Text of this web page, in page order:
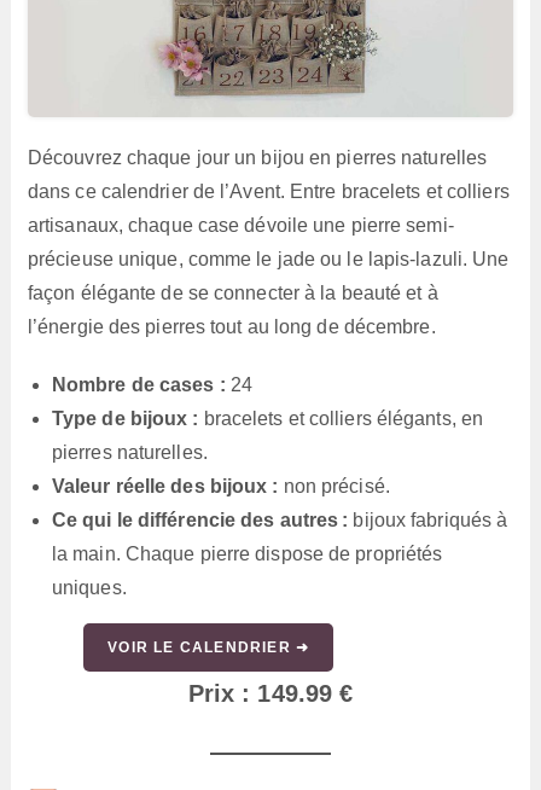
Découvrez chaque jour un bijou en pierres naturelles
dans ce calendrier de l’Avent. Entre bracelets et colliers
artisanaux, chaque case dévoile une pierre semi-
précieuse unique, comme le jade ou le lapis-lazuli. Une
façon élégante de se connecter à la beauté et à
l’énergie des pierres tout au long de décembre.
Nombre de cases : 24
Type de bijoux : bracelets et colliers élégants, en
pierres naturelles.
Valeur réelle des bijoux : non précisé.
Ce qui le différencie des autres : bijoux fabriqués à
la main. Chaque pierre dispose de propriétés
uniques.
VOIR LE CALENDRIER ➜
Prix : 149.99 €